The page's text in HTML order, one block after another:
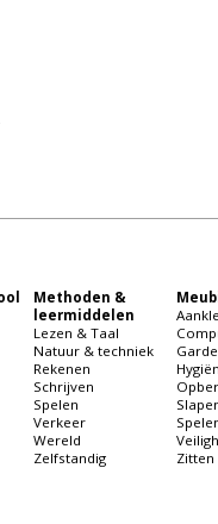
Methoden &
leermiddelen
Lezen & Taal
Natuur & techniek
Rekenen
Schrijven
Spelen
Verkeer
Wereld
Zelfstandig
Zitten